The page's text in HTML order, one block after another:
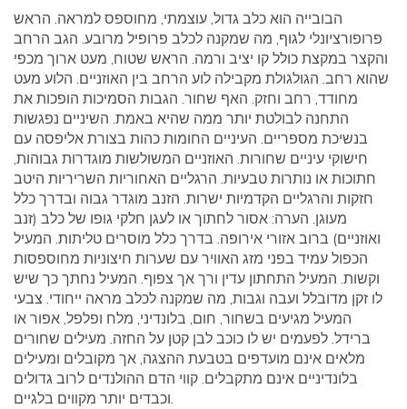
הבובייה הוא כלב גדול, עוצמתי, מחוספס למראה. הראש
פרופורציונלי לגוף, מה שמקנה לכלב פרופיל מרובע. הגב הרחב
והקצר במקצת כולל קו יציב ורמה. הראש שטוח, מעט ארוך מכפי
שהוא רחב. הגולגולת מקבילה לוע הרחב בין האוזניים. הלוע מעט
מחודד, רחב וחזק. האף שחור. הגבות הסמיכות הופכות את
התחנה לבולטת יותר ממה שהיא באמת. השיניים נפגשות
בנשיכת מספריים. העיניים החומות כהות בצורת אליפסה עם
חישוקי עיניים שחורות. האוזניים המשולשות מוגדרות גבוהות,
חתוכות או נותרות טבעיות. הרגליים האחוריות השריריות היטב
חזקות והרגליים הקדמיות ישרות. הזנב מוגדר גבוה ובדרך כלל
מעוגן. הערה: אסור לחתוך או לעגן חלקי גופו של כלב (זנב
ואוזניים) ברוב אזורי אירופה. בדרך כלל מוסרים טליתות. המעיל
הכפול עמיד בפני מזג האוויר עם שערות חיצוניות מחוספסות
וקשות. המעיל התחתון עדין ורך אך צפוף. המעיל נחתך כך שיש
לו זקן מדובלל ועבה וגבות, מה שמקנה לכלב מראה ייחודי. צבעי
המעיל מגיעים בשחור, חום, בלונדיני, מלח ופלפל, אפור או
ברידל. לפעמים יש לו כוכב לבן קטן על החזה. מעילים שחורים
מלאים אינם מועדפים בטבעת ההצגה, אך מקובלים ומעילים
בלונדיניים אינם מתקבלים. קווי הדם ההולנדים לרוב גדולים
וכבדים יותר מקווים בלגיים.